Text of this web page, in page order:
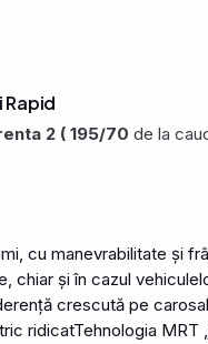
Rapid
2 ( 195/70 de la
cu manevrabilitate și
chiar și în cazul
crescută pe
ridicatTehnologia